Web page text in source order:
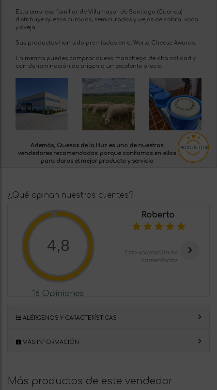
Esta empresa familiar de Villamayor de Santiago (Cuenca)
distribuye quesos curados, semicurados y viejos de cabra, vaca
y oveja.
Sus productos han sido premiados en el World Cheese Awards.
En mentta puedes comprar queso manchego de alta calidad y
con denominación de origen a un excelente precio.
Además, Quesos de la Huz es uno de nuestros
vendedores recomendados: porque confiamos en ellos
para daros el mejor producto y servicio
¿Qué opinan nuestros clientes?
4,8
16 Opiniones
Roberto
Esta valoración no tiene
comentarios
ALÉRGENOS Y CARACTERÍSTICAS
MÁS INFORMACIÓN
Más productos de este vendedor